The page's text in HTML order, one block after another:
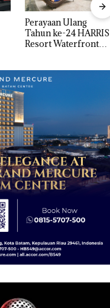
Perayaan Ulang
Tahun ke-24 HARRIS
Resort Waterfront
Diskon Menginap
24%